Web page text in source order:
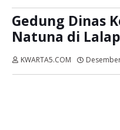
Gedung Dinas
Natuna di
KWARTA5.COM